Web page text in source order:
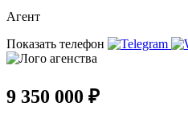
Агент
Показать телефон
9 350 000 ₽